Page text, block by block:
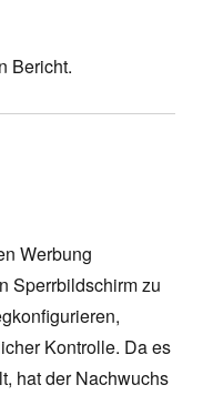
Bericht.
Werbung
Sperrbildschirm zu
Kontrolle. Da es
hat der Nachwuchs